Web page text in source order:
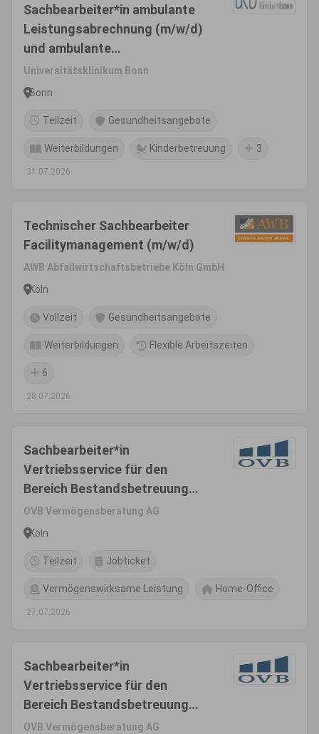
Sachbearbeiter*in ambulante
Leistungsabrechnung (m/w/d)
und ambulante
Patientenaufnahme
Universitätsklinikum Bonn
Bonn
Teilzeit Gesundheitsangebote
Weiterbildungen Kinderbetreuung 3
31.07.2026
Technischer Sachbearbeiter
Facilitymanagement (m/w/d)
AWB Abfallwirtschaftsbetriebe Köln GmbH
Köln
Vollzeit Gesundheitsangebote
Weiterbildungen Flexible Arbeitszeiten
6
28.07.2026
Sachbearbeiter*in
Vertriebsservice für den
Bereich Bestandsbetreuung
(m/w/d)
OVB Vermögensberatung AG
Köln
Teilzeit Jobticket
Vermögenswirksame Leistung Home-Office
27.07.2026
Sachbearbeiter*in
Vertriebsservice für den
Bereich Bestandsbetreuung
(m/w/d)
OVB Vermögensberatung AG